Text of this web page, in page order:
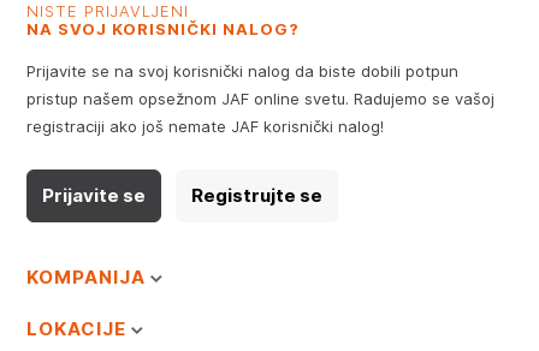
NISTE PRIJAVLJENI
NA SVOJ KORISNIČKI NALOG?
Prijavite se na svoj korisnički nalog da biste dobili potpun
pristup našem opsežnom JAF online svetu. Radujemo se vašoj
registraciji ako još nemate JAF korisnički nalog!
Prijavite se Registrujte se
KOMPANIJA
LOKACIJE